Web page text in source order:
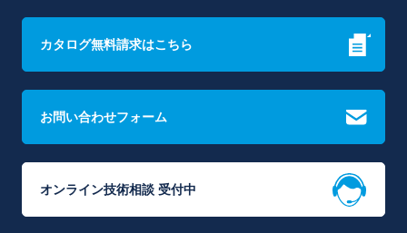
カタログ無料請求はこちら
お問い合わせフォーム
オンライン技術相談 受付中